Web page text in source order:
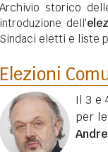
Archivio storico
introduzione dell'
Sindaci eletti e liste
Elezioni
Il 3 e
per le